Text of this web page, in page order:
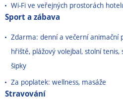
Wi-Fi ve veřejných prostorách
Sport a zábava
Zdarma: denní a večerní animační
hřiště, plážový volejbal, stolní
šipky
Za poplatek: wellness, masáže
Stravování